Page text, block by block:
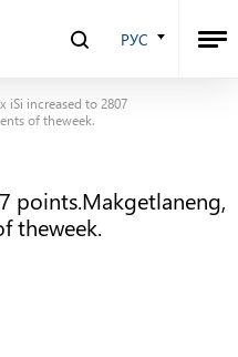
РУС
iSi increased to 2807
of theweek.
points.Makgetlaneng,
theweek.